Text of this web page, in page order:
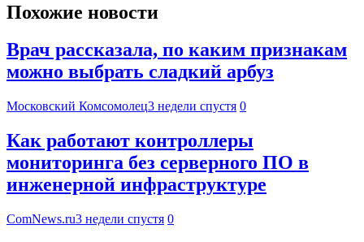
Похожие новости
Врач рассказала, по каким признакам
можно выбрать сладкий арбуз
Московский Комсомолец3 недели спустя 0
Как работают контроллеры
мониторинга без серверного ПО в
инженерной инфраструктуре
ComNews.ru3 недели спустя 0